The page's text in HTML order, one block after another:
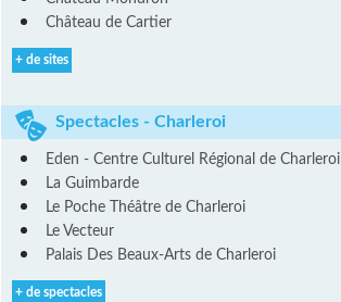
Château de Cartier
+ de sites
Spectacles - Charleroi
Eden - Centre Culturel Régional de Charleroi
La Guimbarde
Le Poche Théâtre de Charleroi
Le Vecteur
Palais Des Beaux-Arts de Charleroi
+ de spectacles